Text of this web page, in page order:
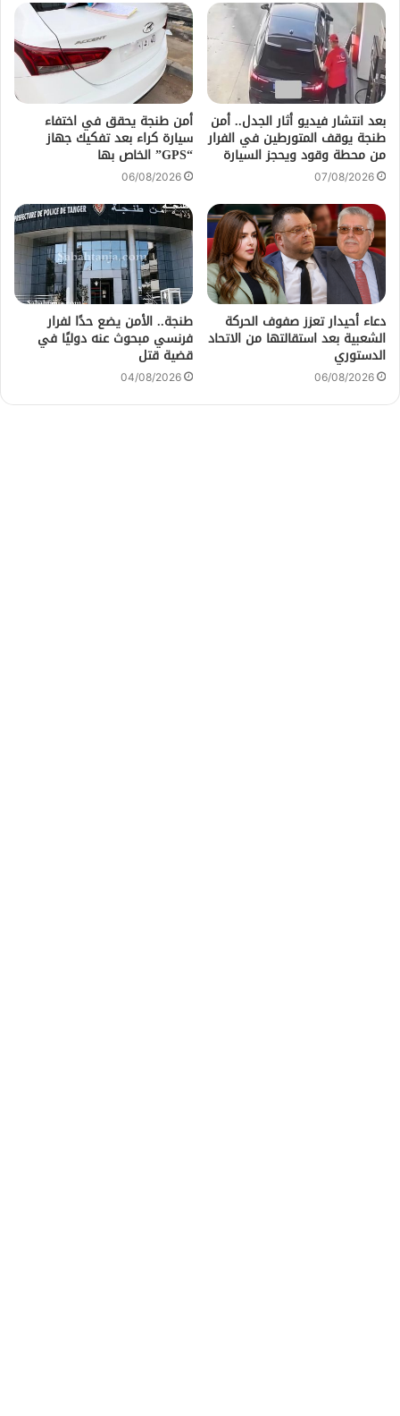
بعد انتشار فيديو أثار الجدل.. أمن
طنجة يوقف المتورطين في الفرار
من محطة وقود ويحجز السيارة
07/08/2026
أمن طنجة يحقق في اختفاء
سيارة كراء بعد تفكيك جهاز
“GPS” الخاص بها
06/08/2026
دعاء أحيدار تعزز صفوف الحركة
الشعبية بعد استقالتها من الاتحاد
الدستوري
06/08/2026
طنجة.. الأمن يضع حدًا لفرار
فرنسي مبحوث عنه دوليًا في
قضية قتل
04/08/2026